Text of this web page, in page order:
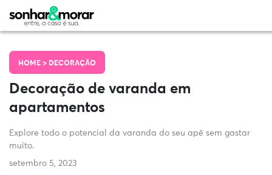
HOME > DECORAÇÃO
Decoração de varanda em
apartamentos
Explore todo o potencial da varanda do seu apê sem gastar
muito.
setembro 5, 2023